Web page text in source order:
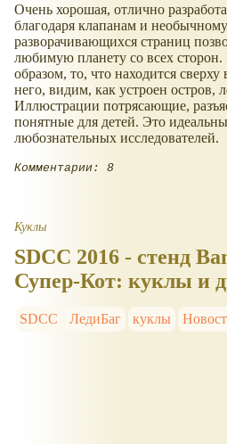
Очень хорошая, отлично
благодаря клапанам и
разворачивающихся страниц
любимую планету со всех
образом, то, что находится сверху
него, видим, как устроен остров,
Иллюстрации потрясающие,
понятные для детей. Это
любознательных исследователей.
Комментарии: 8
Куклы
SDCC 2016 - стенд
Супер-Кот: куклы и
SDCC ЛедиБаг куклы